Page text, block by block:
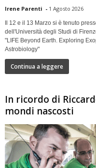
Irene Parenti - 1 Agosto 2026
Il 12 e il 13 Marzo si è tenuto
dell'Università degli Studi di
"LIFE Beyond Earth. Exploring
Astrobiology"
Continua a leggere
In ricordo di
mondi nascosti